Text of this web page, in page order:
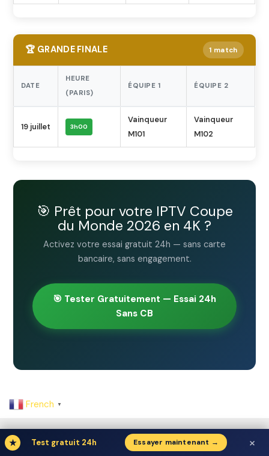
🏆 GRANDE FINALE 1 match
DATE
HEURE
(PARIS)
ÉQUIPE 1 ÉQUIPE 2
19 juillet 3h00
Vainqueur
M101
Vainqueur
M102
🎯 Prêt pour votre IPTV Coupe
du Monde 2026 en 4K ?
Activez votre essai gratuit 24h — sans carte
bancaire, sans engagement.
🎯 Tester Gratuitement — Essai 24h
Sans CB
Home
French ▼
★ Test gratuit 24h Essayer maintenant → ×